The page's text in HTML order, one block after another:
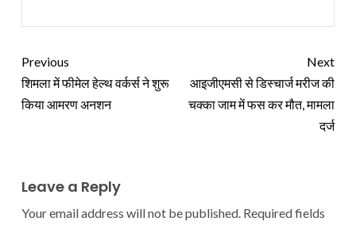
Previous
शिमला में फीमेल हेल्थ वर्कर्स ने शुरू
किया आमरण अनशन
Next
आइजीएमसी से डिस्चार्ज मरीज की
चक्का जाम में फस कर मौत, मामला
दर्ज
Leave a Reply
Your email address will not be published. Required fields